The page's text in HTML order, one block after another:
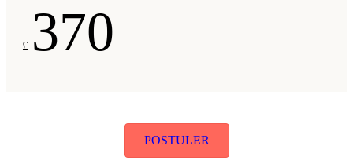
£ 370
POSTULER